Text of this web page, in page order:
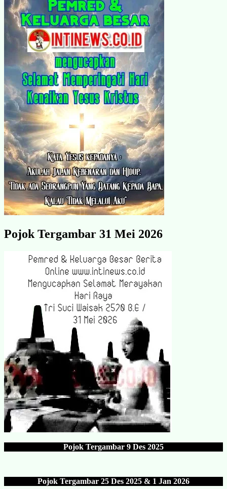
Pojok Tergambar 31 Mei 2026
Pojok Tergambar 9 Des 2025
Pojok Tergambar 25 Des 2025 & 1 Jan 2026